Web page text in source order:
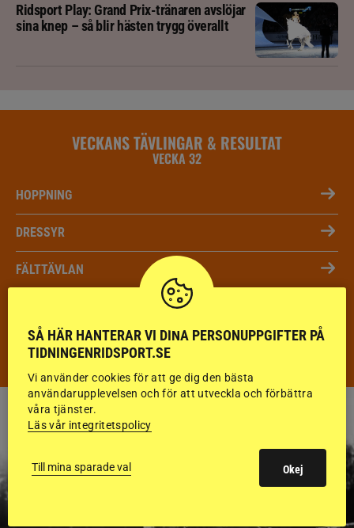
Ridsport Play: Grand Prix-tränaren avslöjar
sina knep – så blir hästen trygg överallt
VECKANS TÄVLINGAR & RESULTAT
VECKA 32
HOPPNING
DRESSYR
FÄLTTÄVLAN
DISTANS
SÅ HÄR HANTERAR VI DINA PERSONUPPGIFTER PÅ
TIDNINGENRIDSPORT.SE
Vi använder cookies för att ge dig den bästa
användarupplevelsen och för att utveckla och förbättra
våra tjänster.
Läs vår integritetspolicy
Till mina sparade val Okej